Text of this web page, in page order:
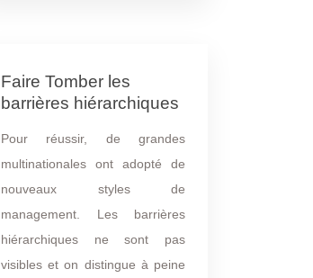
Faire Tomber les
barrières hiérarchiques
Pour réussir, de grandes
multinationales ont adopté de
nouveaux styles de
management. Les barrières
hiérarchiques ne sont pas
visibles et on distingue à peine